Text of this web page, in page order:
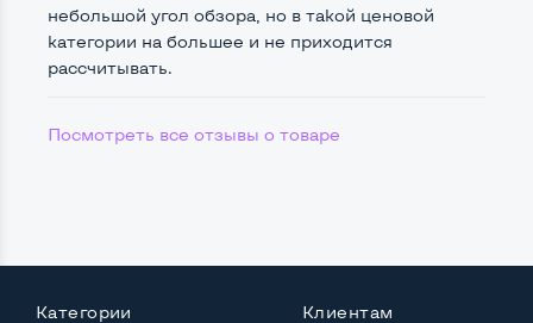
Черный
Комплектация: Монитор, кабель питания
небольшой угол обзора, но в такой ценовой
категории на большее и не приходится
рассчитывать.
Посмотреть все отзывы о товаре
Категории Клиентам